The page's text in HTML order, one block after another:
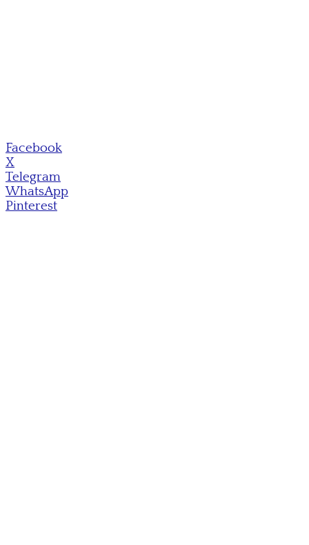
Facebook
X
Telegram
WhatsApp
Pinterest